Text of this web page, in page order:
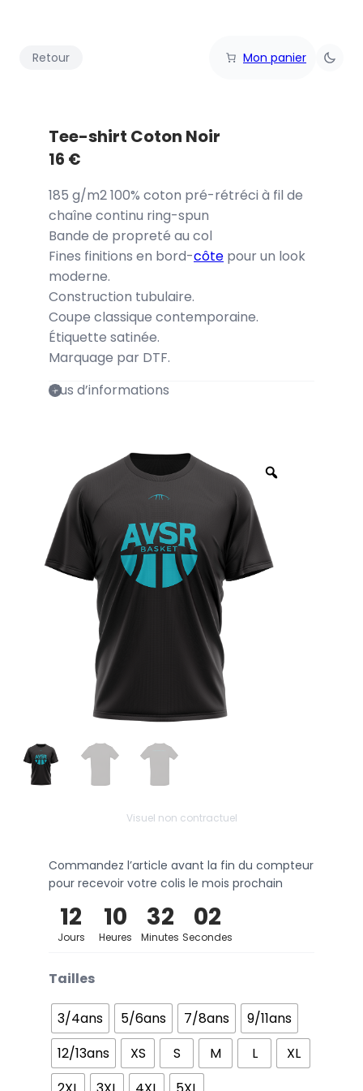
Retour Mon panier
Tee-shirt Coton Noir
16 €
185 g/m2 100% coton pré-rétréci à fil de
chaîne continu ring-spun
Bande de propreté au col
Fines finitions en bord-côte pour un look
moderne.
Construction tubulaire.
Coupe classique contemporaine.
Étiquette satinée.
Marquage par DTF.
Plus d’informations
Visuel non contractuel
Commandez l’article avant la fin du compteur
pour recevoir votre colis le mois prochain
12
Jours
10
Heures
32
Minutes
02
Secondes
Tailles
3/4ans 5/6ans 7/8ans
9/11ans
12/13ans
XS S M L
XL